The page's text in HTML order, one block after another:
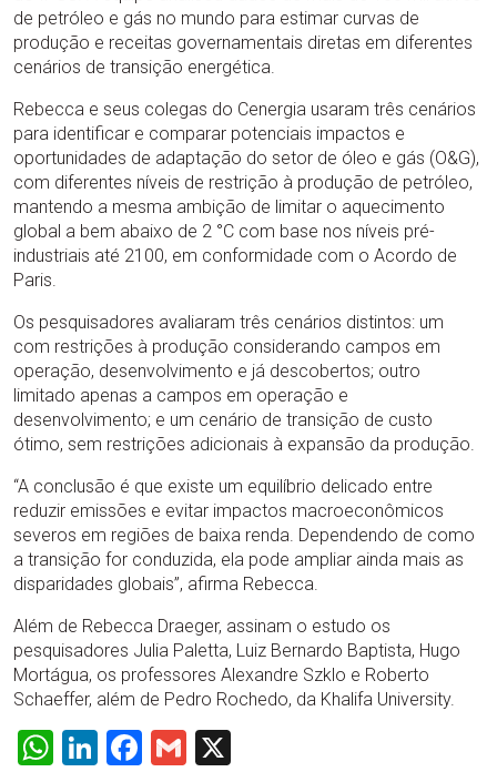
de petróleo e gás no mundo para estimar curvas de
produção e receitas governamentais diretas em diferentes
cenários de transição energética.
Rebecca e seus colegas do Cenergia usaram três cenários
para identificar e comparar potenciais impactos e
oportunidades de adaptação do setor de óleo e gás (O&G),
com diferentes níveis de restrição à produção de petróleo,
mantendo a mesma ambição de limitar o aquecimento
global a bem abaixo de 2 °C com base nos níveis pré-
industriais até 2100, em conformidade com o Acordo de
Paris.
Os pesquisadores avaliaram três cenários distintos: um
com restrições à produção considerando campos em
operação, desenvolvimento e já descobertos; outro
limitado apenas a campos em operação e
desenvolvimento; e um cenário de transição de custo
ótimo, sem restrições adicionais à expansão da produção.
“A conclusão é que existe um equilíbrio delicado entre
reduzir emissões e evitar impactos macroeconômicos
severos em regiões de baixa renda. Dependendo de como
a transição for conduzida, ela pode ampliar ainda mais as
disparidades globais”, afirma Rebecca.
Além de Rebecca Draeger, assinam o estudo os
pesquisadores Julia Paletta, Luiz Bernardo Baptista, Hugo
Mortágua, os professores Alexandre Szklo e Roberto
Schaeffer, além de Pedro Rochedo, da Khalifa University.
WhatsApp
LinkedIn
Facebook
Gmail